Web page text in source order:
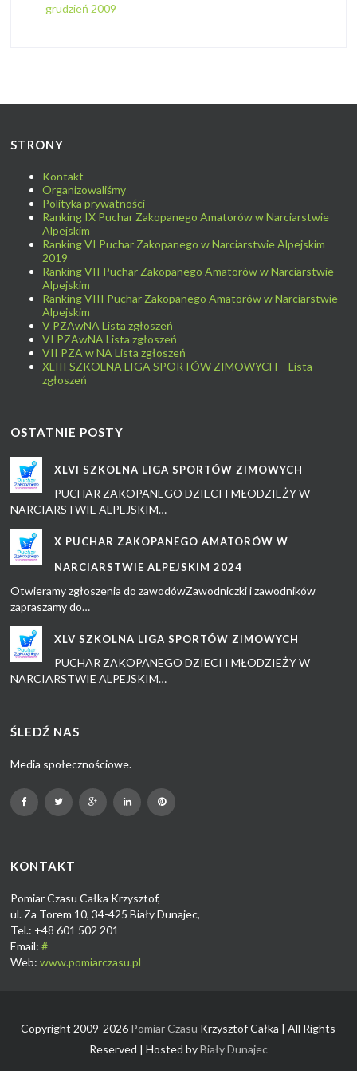
grudzień 2009
STRONY
Kontakt
Organizowaliśmy
Polityka prywatności
Ranking IX Puchar Zakopanego Amatorów w Narciarstwie
Alpejskim
Ranking VI Puchar Zakopanego w Narciarstwie Alpejskim
2019
Ranking VII Puchar Zakopanego Amatorów w Narciarstwie
Alpejskim
Ranking VIII Puchar Zakopanego Amatorów w Narciarstwie
Alpejskim
V PZAwNA Lista zgłoszeń
VI PZAwNA Lista zgłoszeń
VII PZA w NA Lista zgłoszeń
XLIII SZKOLNA LIGA SPORTÓW ZIMOWYCH – Lista
zgłoszeń
OSTATNIE POSTY
XLVI SZKOLNA LIGA SPORTÓW ZIMOWYCH
PUCHAR ZAKOPANEGO DZIECI I MŁODZIEŻY W
NARCIARSTWIE ALPEJSKIM…
X PUCHAR ZAKOPANEGO AMATORÓW W
NARCIARSTWIE ALPEJSKIM 2024
Otwieramy zgłoszenia do zawodówZawodniczki i zawodników
zapraszamy do…
XLV SZKOLNA LIGA SPORTÓW ZIMOWYCH
PUCHAR ZAKOPANEGO DZIECI I MŁODZIEŻY W
NARCIARSTWIE ALPEJSKIM…
ŚLEDŹ NAS
Media społecznościowe.
KONTAKT
Pomiar Czasu Całka Krzysztof,
ul. Za Torem 10, 34-425 Biały Dunajec,
Tel.: +48 601 502 201
Email:#
Web:www.pomiarczasu.pl
Copyright 2009-2026 Pomiar Czasu Krzysztof Całka | All Rights
Reserved | Hosted byBiały Dunajec